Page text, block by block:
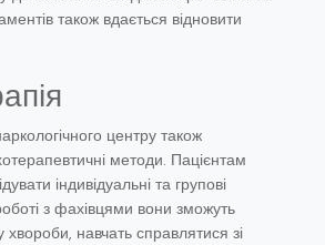
також вдається відновити
центру також
методи. Пацієнтам
індивідуальні та групові
з фахівцями вони зможуть
хвороби, навчать справлятися зі